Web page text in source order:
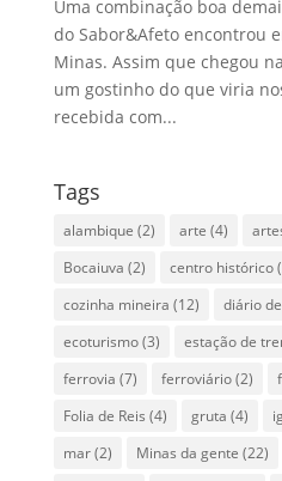
Uma combinação boa
do Sabor&Afeto encontrou
Minas. Assim que chegou
um gostinho do que viria
recebida com...
Tags
alambique (2) arte (4)
Bocaiuva (2) centro histórico
cozinha mineira (12) diário
ecoturismo(3) estação de
ferrovia (7) ferroviário(2)
Folia de Reis (4) gruta (4)
mar(2) Minas da gente (22)